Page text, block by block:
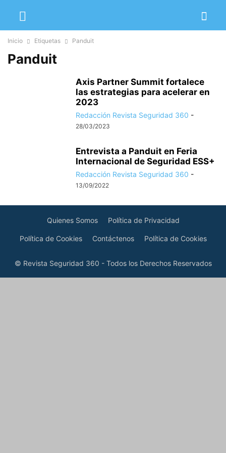
Inicio Etiquetas Panduit
Panduit
Axis Partner Summit fortalece
las estrategias para acelerar en
2023
Redacción Revista Seguridad 360 -
28/03/2023
Entrevista a Panduit en Feria
Internacional de Seguridad ESS+
Redacción Revista Seguridad 360 -
13/09/2022
Quienes Somos Política de Privacidad
Política de Cookies Contáctenos Política de Cookies
© Revista Seguridad 360 - Todos los Derechos Reservados